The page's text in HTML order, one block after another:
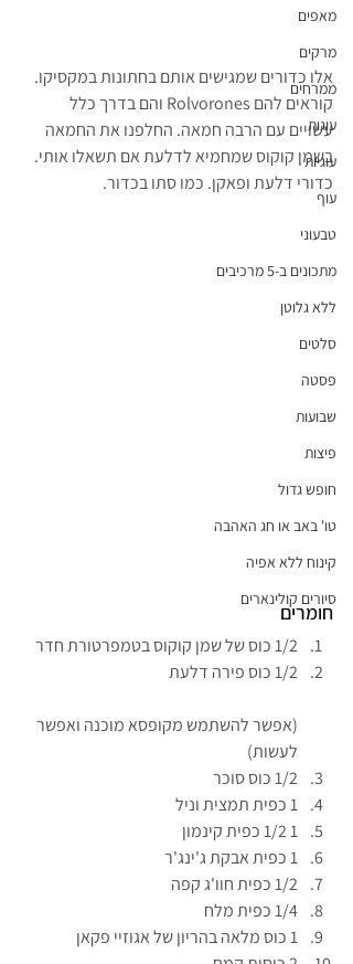
מאפים
מרקים
ממרחים
עוגות
עוגיות
עוף
טבעוני
מתכונים ב-5 מרכיבים
ללא גלוטן
סלטים
פסטה
שבועות
פיצות
חופש גדול
טו' באב או חג האהבה
קינוח ללא אפיה
סיורים קולינארים
אלו כדורים שמגישים אותם בחתונות במקסיקו.
קוראים להם Rolvorones והם בדרך כלל
עשויים עם הרבה חמאה. החלפנו את החמאה
בשמן קוקוס שמחמיא לדלעת אם תשאלו אותי.
כדורי דלעת ופאקן. כמו סתו בכדור.
חומרים
1/2 כוס של שמן קוקוס בטמפרטורת חדר
1/2 כוס פירה דלעת
(אפשר להשתמש מקופסא מוכנה ואפשר
לעשות)
1/2 כוס סוכר
1 כפית תמצית וניל
1 1/2 כפית קינמון
1 כפית אבקת ג'ינג'ר
1/2 כפית חוו'ג קפה
1/4 כפית מלח
1 כוס מלאה בהריון של אגוזיי פקאן